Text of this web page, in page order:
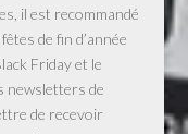
il est recommandé
de fin d’année
Friday et le
newsletters de
de recevoir